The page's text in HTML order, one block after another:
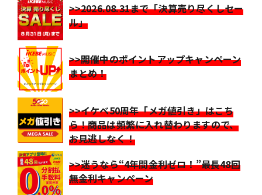
>>2026.08.31まで「決算売り尽くしセー
ル」
>>開催中のポイントアップキャンペーン
まとめ！
>>イケベ50周年「メガ値引き」はこち
ら！商品は頻繁に入れ替わりますので、
お見逃しなく！
>>迷うなら“4年間金利ゼロ！”最長48回
無金利キャンペーン